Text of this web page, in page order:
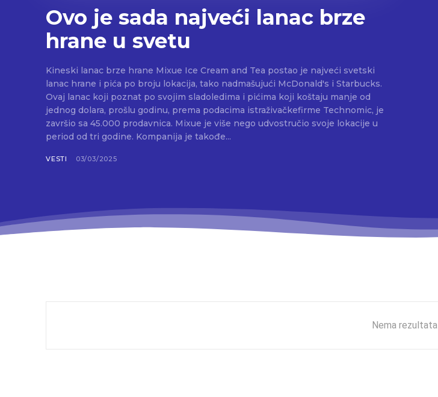
Ovo je sada najveći lanac brze
hrane u svetu
Kineski lanac brze hrane Mixue Ice Cream and Tea postao je najveći svetski
lanac hrane i pića po broju lokacija, tako nadmašujući McDonald's i Starbucks.
Ovaj lanac koji poznat po svojim sladoledima i pićima koji koštaju manje od
jednog dolara, prošlu godinu, prema podacima istraživačkefirme Technomic, je
završio sa 45.000 prodavnica. Mixue je više nego udvostručio svoje lokacije u
period od tri godine. Kompanija je takođe...
VESTI 03/03/2025
Nema rezultata